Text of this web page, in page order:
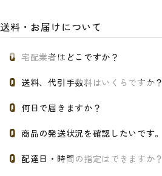
送料・お届けについて
宅配業者はどこですか？
送料、代引手数料はいくらですか？
何日で届きますか？
商品の発送状況を確認したいです。
配達日・時間の指定はできますか？